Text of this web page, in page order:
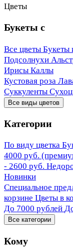
Цветы
Букеты с
Все цветы Букеты
Подсолнухи
Ирисы Каллы
Кустовая роза
Суккуленты
Все виды цветов
Категории
По виду цветка
4000 руб.
- 2600 руб.
Новинки
Специальное
корзине Цветы в
До 7000 рублей
Все категории
Кому